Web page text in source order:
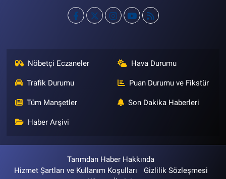
Nöbetçi Eczaneler Hava Durumu
Trafik Durumu Puan Durumu ve Fikstür
Tüm Manşetler Son Dakika Haberleri
Haber Arşivi
Tarımdan Haber Hakkında
Hizmet Şartları ve Kullanım Koşulları
Gizlilik Sözleşmesi